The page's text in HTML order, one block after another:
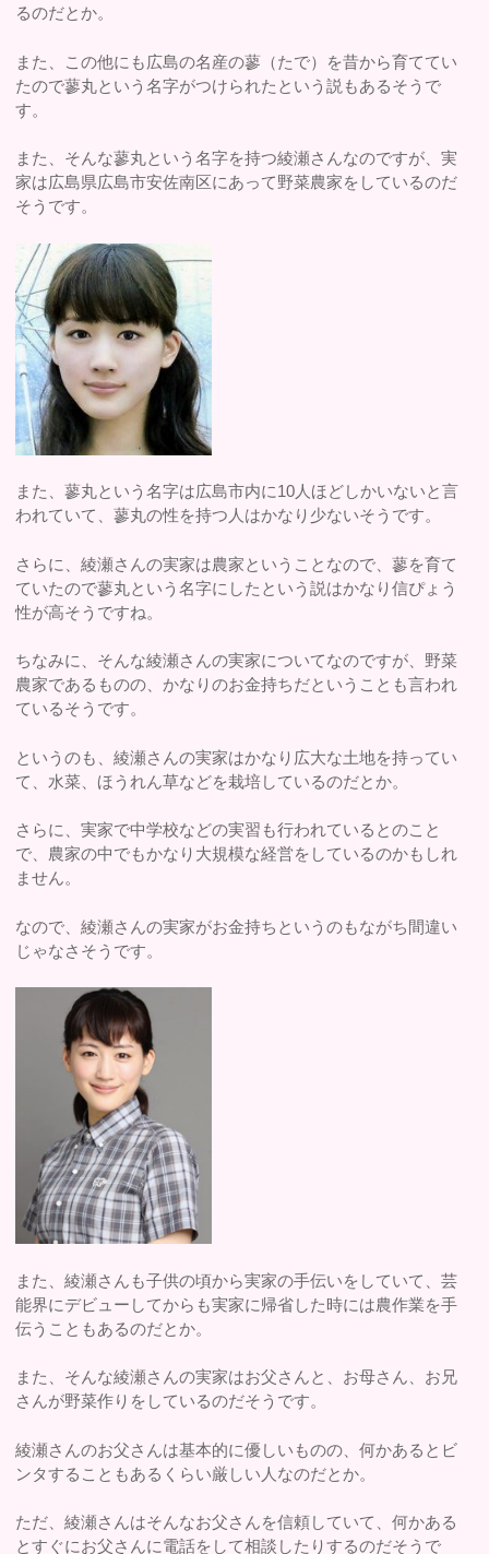
るのだとか。
また、この他にも広島の名産の蓼（たで）を昔から育ててい
たので蓼丸という名字がつけられたという説もあるそうで
す。
また、そんな蓼丸という名字を持つ綾瀬さんなのですが、実
家は広島県広島市安佐南区にあって野菜農家をしているのだ
そうです。
また、蓼丸という名字は広島市内に10人ほどしかいないと言
われていて、蓼丸の性を持つ人はかなり少ないそうです。
さらに、綾瀬さんの実家は農家ということなので、蓼を育て
ていたので蓼丸という名字にしたという説はかなり信ぴょう
性が高そうですね。
ちなみに、そんな綾瀬さんの実家についてなのですが、野菜
農家であるものの、かなりのお金持ちだということも言われ
ているそうです。
というのも、綾瀬さんの実家はかなり広大な土地を持ってい
て、水菜、ほうれん草などを栽培しているのだとか。
さらに、実家で中学校などの実習も行われているとのこと
で、農家の中でもかなり大規模な経営をしているのかもしれ
ません。
なので、綾瀬さんの実家がお金持ちというのもながち間違い
じゃなさそうです。
また、綾瀬さんも子供の頃から実家の手伝いをしていて、芸
能界にデビューしてからも実家に帰省した時には農作業を手
伝うこともあるのだとか。
また、そんな綾瀬さんの実家はお父さんと、お母さん、お兄
さんが野菜作りをしているのだそうです。
綾瀬さんのお父さんは基本的に優しいものの、何かあるとビ
ンタすることもあるくらい厳しい人なのだとか。
ただ、綾瀬さんはそんなお父さんを信頼していて、何かある
とすぐにお父さんに電話をして相談したりするのだそうで